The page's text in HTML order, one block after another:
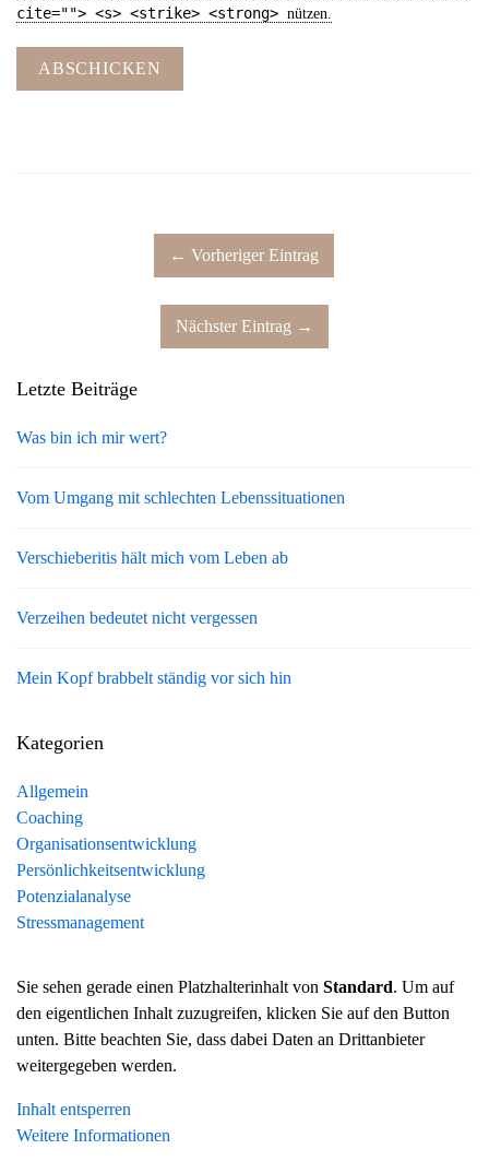
cite=""> <s> <strike> <strong> nützen.
ABSCHICKEN
← Vorheriger Eintrag
Nächster Eintrag →
Letzte Beiträge
Was bin ich mir wert?
Vom Umgang mit schlechten Lebenssituationen
Verschieberitis hält mich vom Leben ab
Verzeihen bedeutet nicht vergessen
Mein Kopf brabbelt ständig vor sich hin
Kategorien
Allgemein
Coaching
Organisationsentwicklung
Persönlichkeitsentwicklung
Potenzialanalyse
Stressmanagement
Sie sehen gerade einen Platzhalterinhalt von Standard. Um auf
den eigentlichen Inhalt zuzugreifen, klicken Sie auf den Button
unten. Bitte beachten Sie, dass dabei Daten an Drittanbieter
weitergegeben werden.
Inhalt entsperren
Weitere Informationen